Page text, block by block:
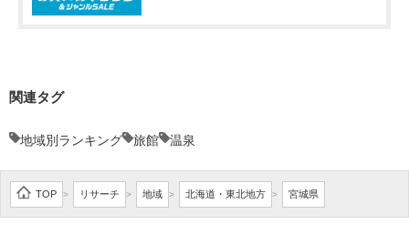
関連タグ
地域別ランキング 旅館 温泉
TOP > リサーチ > 地域 > 北海道・東北地方 > 宮城県